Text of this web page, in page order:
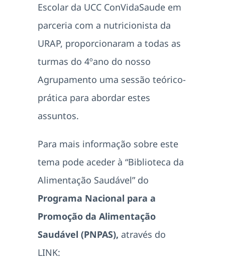
Escolar da UCC ConVidaSaude em
parceria com a nutricionista da
URAP, proporcionaram a todas as
turmas do 4ºano do nosso
Agrupamento uma sessão teórico-
prática para abordar estes
assuntos.
Para mais informação sobre este
tema pode aceder à “Biblioteca da
Alimentação Saudável” do
Programa Nacional para a
Promoção da Alimentação
Saudável (PNPAS), através do
LINK: